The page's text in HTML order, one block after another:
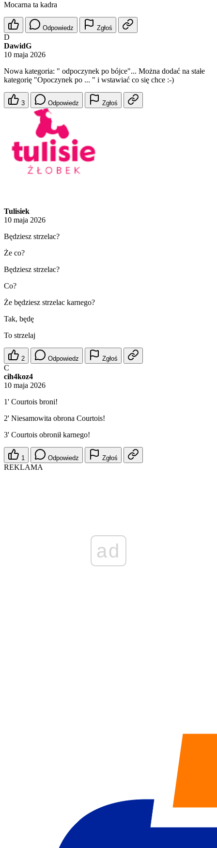
Mocarna ta kadra
Odpowiedz Zgłoś
D
DawidG
10 maja 2026
Nowa kategoria: " odpoczynek po bójce"... Można dodać na stałe
kategorię "Opoczynek po ... " i wstawiać co się chce :-)
3 Odpowiedz Zgłoś
Tulisiek
10 maja 2026
Będziesz strzelac?
Że co?
Będziesz strzelac?
Co?
Że będziesz strzelac karnego?
Tak, będę
To strzelaj
2 Odpowiedz Zgłoś
C
cih4koz4
10 maja 2026
1' Courtois broni!
2' Niesamowita obrona Courtois!
3' Courtois obronił karnego!
1 Odpowiedz Zgłoś
REKLAMA
ad